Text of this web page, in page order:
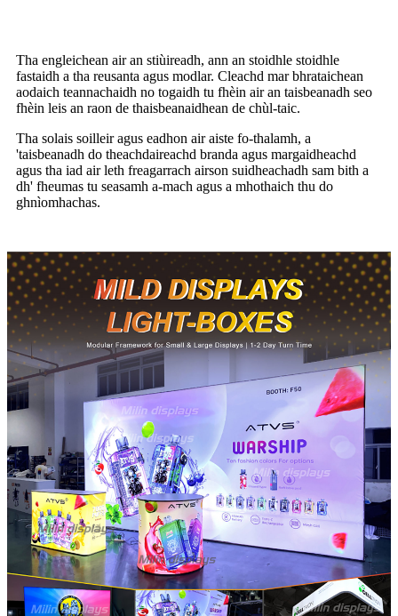
Tha engleichean air an stiùireadh, ann an stoidhle stoidhle
fastaidh a tha reusanta agus modlar. Cleachd mar bhrataichean
aodaich teannachaidh no togaidh tu fhèin air an taisbeanadh seo
fhèin leis an raon de thaisbeanaidhean de chùl-taic.
Tha solais soilleir agus eadhon air aiste fo-thalamh, a
'taisbeanadh do theachdaireachd branda agus margaidheachd
agus tha iad air leth freagarrach airson suidheachadh sam bith a
dh' fheumas tu seasamh a-mach agus a mhothaich thu do
ghnìomhachas.